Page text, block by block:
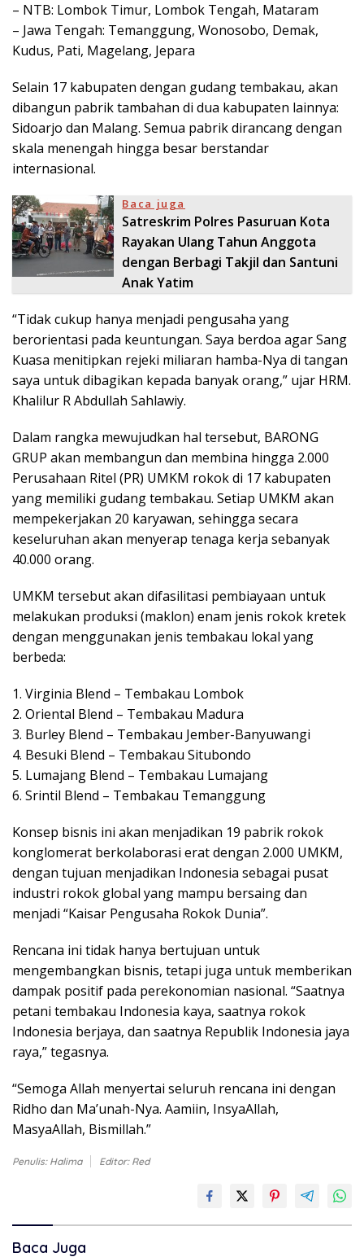
– NTB: Lombok Timur, Lombok Tengah, Mataram
– Jawa Tengah: Temanggung, Wonosobo, Demak,
Kudus, Pati, Magelang, Jepara
Selain 17 kabupaten dengan gudang tembakau, akan
dibangun pabrik tambahan di dua kabupaten lainnya:
Sidoarjo dan Malang. Semua pabrik dirancang dengan
skala menengah hingga besar berstandar
internasional.
Baca juga
Satreskrim Polres Pasuruan Kota
Rayakan Ulang Tahun Anggota
dengan Berbagi Takjil dan Santuni
Anak Yatim
“Tidak cukup hanya menjadi pengusaha yang
berorientasi pada keuntungan. Saya berdoa agar Sang
Kuasa menitipkan rejeki miliaran hamba-Nya di tangan
saya untuk dibagikan kepada banyak orang,” ujar HRM.
Khalilur R Abdullah Sahlawiy.
Dalam rangka mewujudkan hal tersebut, BARONG
GRUP akan membangun dan membina hingga 2.000
Perusahaan Ritel (PR) UMKM rokok di 17 kabupaten
yang memiliki gudang tembakau. Setiap UMKM akan
mempekerjakan 20 karyawan, sehingga secara
keseluruhan akan menyerap tenaga kerja sebanyak
40.000 orang.
UMKM tersebut akan difasilitasi pembiayaan untuk
melakukan produksi (maklon) enam jenis rokok kretek
dengan menggunakan jenis tembakau lokal yang
berbeda:
1. Virginia Blend – Tembakau Lombok
2. Oriental Blend – Tembakau Madura
3. Burley Blend – Tembakau Jember-Banyuwangi
4. Besuki Blend – Tembakau Situbondo
5. Lumajang Blend – Tembakau Lumajang
6. Srintil Blend – Tembakau Temanggung
Konsep bisnis ini akan menjadikan 19 pabrik rokok
konglomerat berkolaborasi erat dengan 2.000 UMKM,
dengan tujuan menjadikan Indonesia sebagai pusat
industri rokok global yang mampu bersaing dan
menjadi “Kaisar Pengusaha Rokok Dunia”.
Rencana ini tidak hanya bertujuan untuk
mengembangkan bisnis, tetapi juga untuk memberikan
dampak positif pada perekonomian nasional. “Saatnya
petani tembakau Indonesia kaya, saatnya rokok
Indonesia berjaya, dan saatnya Republik Indonesia jaya
raya,” tegasnya.
“Semoga Allah menyertai seluruh rencana ini dengan
Ridho dan Ma’unah-Nya. Aamiin, InsyaAllah,
MasyaAllah, Bismillah.”
Penulis: Halima Editor: Red
Baca Juga